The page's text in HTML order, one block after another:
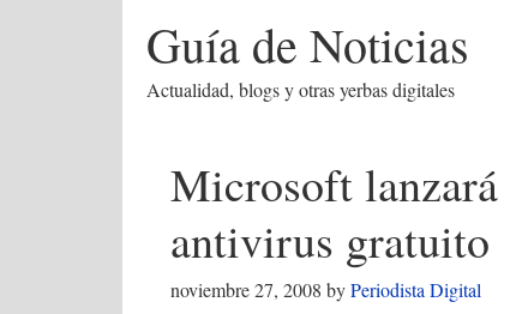
Guía de Noticias
Actualidad, blogs y otras yerbas digitales
Microsoft lanzará
antivirus gratuito
noviembre 27, 2008 byPeriodista Digital